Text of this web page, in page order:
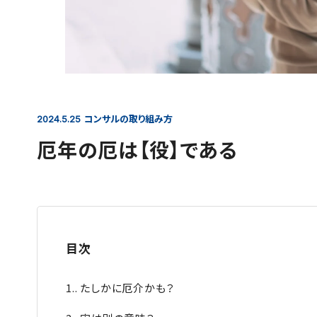
2024.5.25 コンサルの取り組み方
厄年の厄は【役】である
目次
1. たしかに厄介かも？